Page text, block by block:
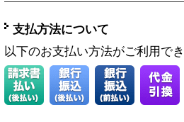
支払方法について
以下のお支払い方法がご利用で